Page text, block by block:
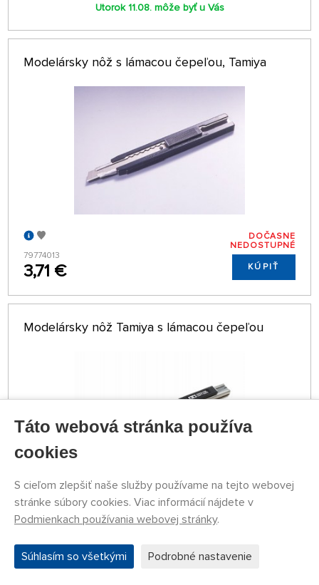
Utorok 11.08. môže byť u Vás
Modelársky nôž s lámacou čepeľou, Tamiya
79774013
3,71 €
DOČASNE
NEDOSTUPNÉ
KÚPIŤ
Modelársky nôž Tamiya s lámacou čepeľou
79774053
NA SKLADE 4 KS
Streda 12.08. môže byť u Vás
Táto webová stránka používa
cookies
S cieľom zlepšiť naše služby používame na tejto webovej
stránke súbory cookies. Viac informácií nájdete v
Podmienkach používania webovej stránky.
Súhlasím so všetkými Podrobné nastavenie